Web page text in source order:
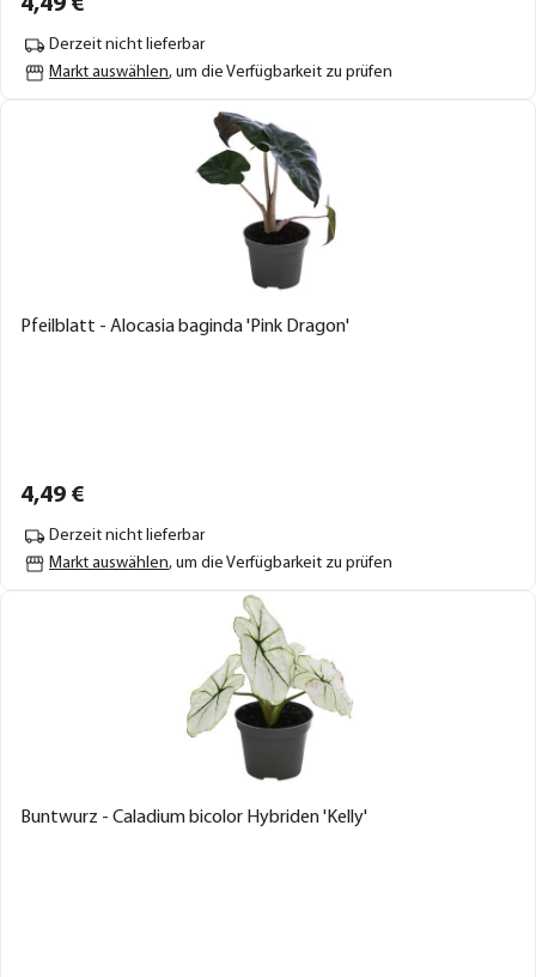
Derzeit nicht lieferbar
Markt auswählen, um die Verfügbarkeit zu prüfen
Pfeilblatt - Alocasia baginda 'Pink Dragon'
4,49 €
Derzeit nicht lieferbar
Markt auswählen, um die Verfügbarkeit zu prüfen
Buntwurz - Caladium bicolor Hybriden 'Kelly'